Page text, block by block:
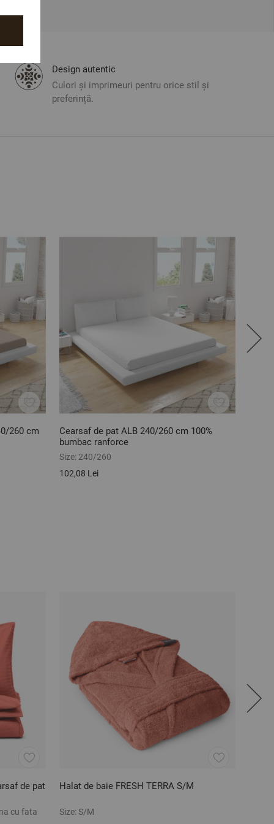
Design autentic
Culori și imprimeuri pentru orice stil și
preferință.
260 cm
Cearsaf de pat ALB 240/260 cm 100%
bumbac ranforce
Size: 240/260
102,08 Lei
de pat
cu fata
Halat de baie FRESH TERRA S/M
Size:S/M